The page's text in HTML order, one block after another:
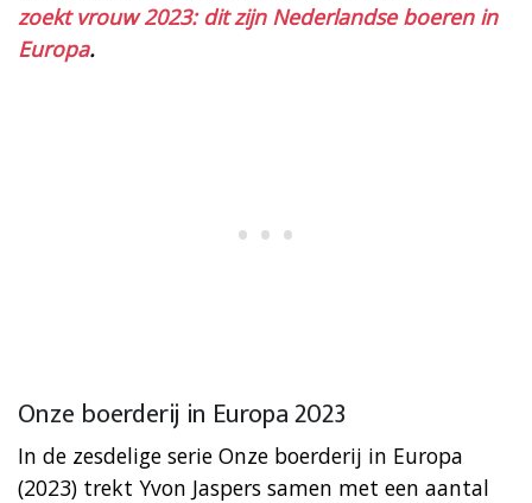
zoekt vrouw 2023: dit zijn Nederlandse boeren in
Europa.
Onze boerderij in Europa 2023
In de zesdelige serie Onze boerderij in Europa
(2023) trekt Yvon Jaspers samen met een aantal